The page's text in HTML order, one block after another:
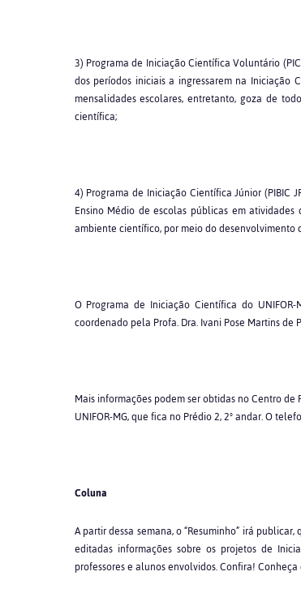
3) Programa de Iniciação Científica Voluntário
dos períodos iniciais a ingressarem na
mensalidades escolares, entretanto, goza de
científica;
4) Programa de Iniciação Científica Júnior
Ensino Médio de escolas públicas em
ambiente científico, por meio do desenvolvimento
O Programa de Iniciação Científica do
coordenado pela Profa. Dra. Ivani Pose Martins de
Mais informações podem ser obtidas no Centro de
UNIFOR-MG, que fica no Prédio 2, 2º andar. O
Coluna
A partir dessa semana, o “Resuminho” irá
editadas informações sobre os projetos de
professores e alunos envolvidos. Confira!